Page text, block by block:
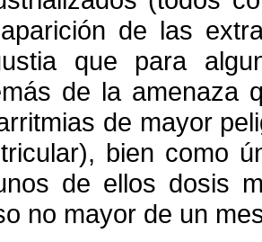
de las
que para
de la amenaza
de mayor
bien como
de ellos dosis
no mayor de un